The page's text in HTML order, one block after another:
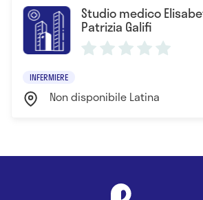
Studio medico
Patrizia Galifi
INFERMIERE
Non disponibile Latina